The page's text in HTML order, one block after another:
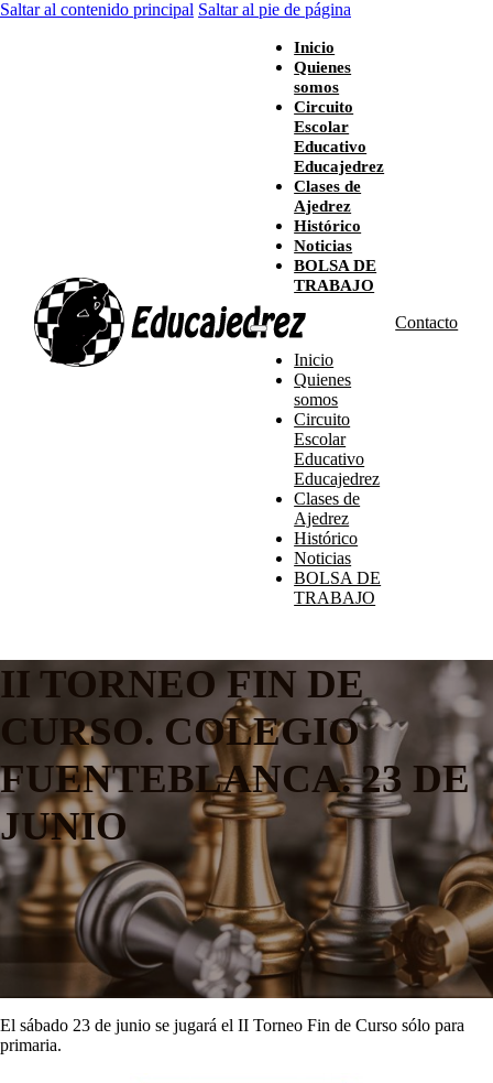
Saltar al contenido principal Saltar al pie de página
Inicio
Quienes
somos
Circuito
Escolar
Educativo
Educajedrez
Clases de
Ajedrez
Histórico
Noticias
BOLSA DE
TRABAJO
Inicio
Quienes
somos
Circuito
Escolar
Educativo
Educajedrez
Clases de
Ajedrez
Histórico
Noticias
BOLSA DE
TRABAJO
Contacto
II TORNEO FIN DE
CURSO. COLEGIO
FUENTEBLANCA. 23 DE
JUNIO
El sábado 23 de junio se jugará el II Torneo Fin de Curso sólo para
primaria.